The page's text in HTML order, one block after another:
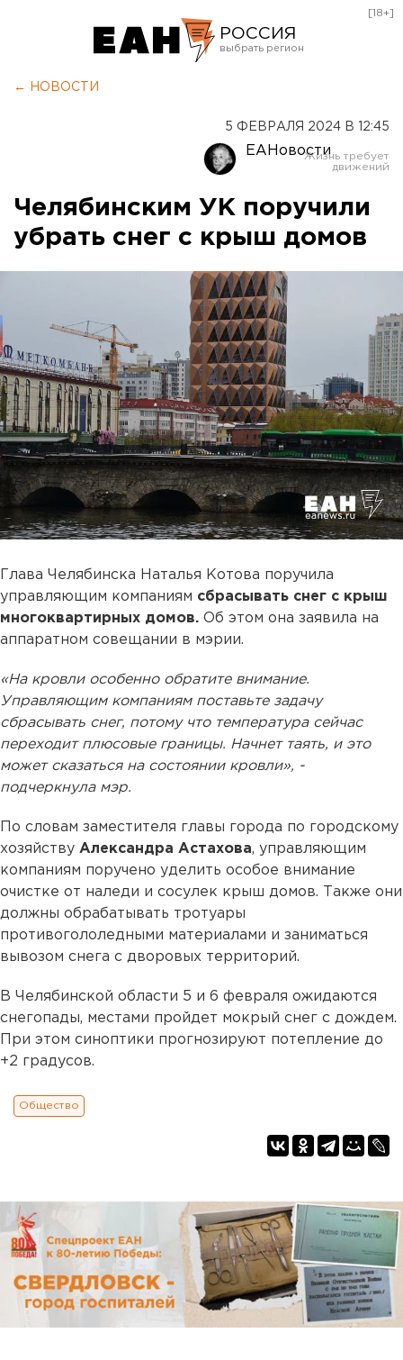
РОССИЯ
Оренбург
[18+]
← НОВОСТИ
5 ФЕВРАЛЯ 2024 В 12:45
ЕАНовости
Челябинским УК поручили
убрать снег с крыш домов
Глава Челябинска Наталья Котова поручила
управляющим компаниям сбрасывать снег с крыш
многоквартирных домов. Об этом она заявила на
аппаратном совещании в мэрии.
«На кровли особенно обратите внимание.
Управляющим компаниям поставьте задачу
сбрасывать снег, потому что температура сейчас
переходит плюсовые границы. Начнет таять, и это
может сказаться на состоянии кровли», -
подчеркнула мэр.
По словам заместителя главы города по городскому
хозяйству Александра Астахова, управляющим
компаниям поручено уделить особое внимание
очистке от наледи и сосулек крыш домов. Также они
должны обрабатывать тротуары
противогололедными материалами и заниматься
вывозом снега с дворовых территорий.
В Челябинской области 5 и 6 февраля ожидаются
снегопады, местами пройдет мокрый снег с дождем.
При этом синоптики прогнозируют потепление до
+2 градусов.
Общество